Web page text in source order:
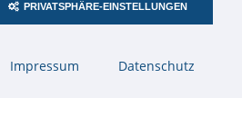
Zeitdienst Walter Sorge e.K.
PRIVATSPHÄRE-EINSTELLUNGEN
Impressum Datenschutz